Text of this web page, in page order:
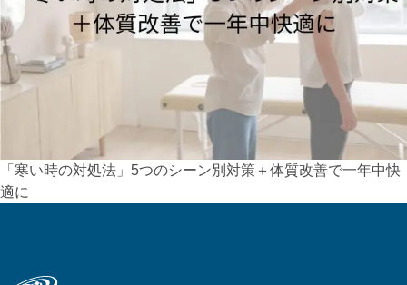
「寒い時の対処法」5つのシーン別対策＋体質改善で一年中快
適に